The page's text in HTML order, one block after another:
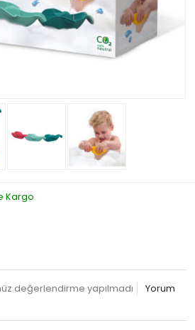
Kargo
değerlendirme yapılmadı
Yorum